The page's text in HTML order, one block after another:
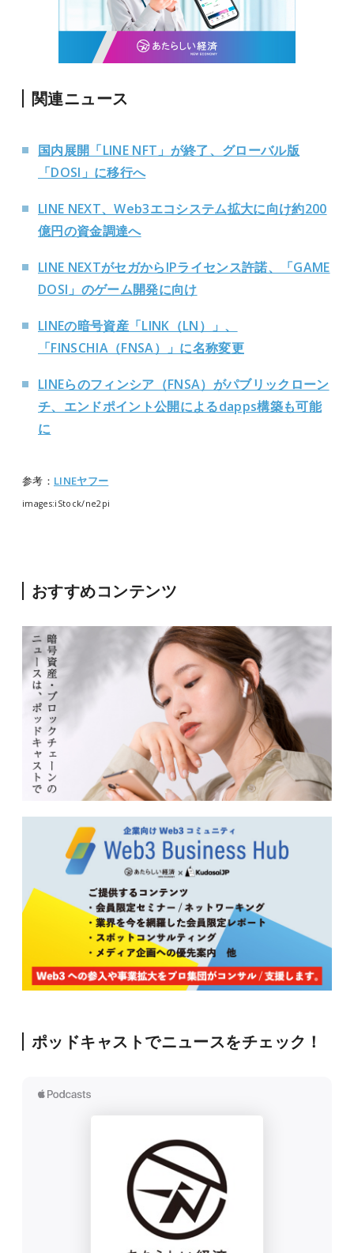
関連ニュース
国内展開「LINE NFT」が終了、グローバル版
「DOSI」に移行へ
LINE NEXT、Web3エコシステム拡大に向け約200
億円の資金調達へ
LINE NEXTがセガからIPライセンス許諾、「GAME
DOSI」のゲーム開発に向け
LINEの暗号資産「LINK（LN）」、
「FINSCHIA（FNSA）」に名称変更
LINEらのフィンシア（FNSA）がパブリックローン
チ、エンドポイント公開によるdapps構築も可能
に
参考： LINEヤフー
images:iStock/ne2pi
おすすめコンテンツ
ポッドキャストでニュースをチェック！